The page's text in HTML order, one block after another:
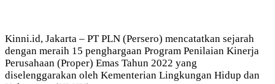
Kinni.id, Jakarta – PT PLN (Persero) mencatatkan sejarah
dengan meraih 15 penghargaan Program Penilaian Kinerja
Perusahaan (Proper) Emas Tahun 2022 yang
diselenggarakan oleh Kementerian Lingkungan Hidup dan